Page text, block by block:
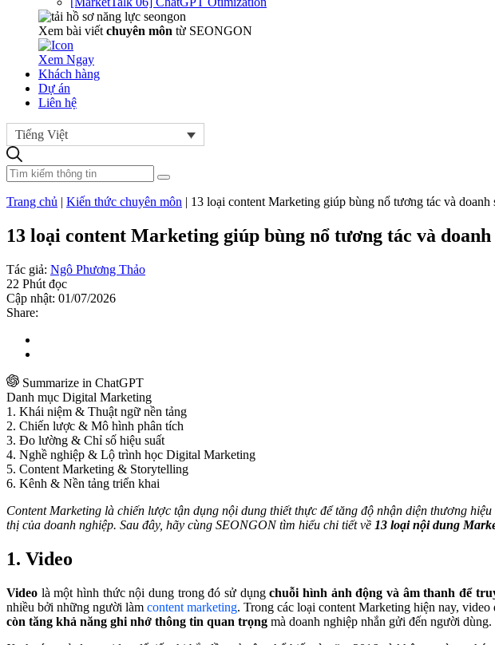
Xem bài viết chuyên môn từ SEONGON
Xem Ngay
Khách hàng
Dự án
Liên hệ
Tiếng Việt
Trang chủ | Kiến thức chuyên môn | 13 loại content Marketing giúp bùng nổ tương tác và doanh
13 loại content Marketing giúp bùng nổ tương tác và doanh
Tác giả: Ngô Phương Thảo
22 Phút đọc
Cập nhật: 01/07/2026
Share:
Summarize in ChatGPT
Danh mục Digital Marketing
1. Khái niệm & Thuật ngữ nền tảng
2. Chiến lược & Mô hình phân tích
3. Đo lường & Chỉ số hiệu suất
4. Nghề nghiệp & Lộ trình học Digital Marketing
5. Content Marketing & Storytelling
6. Kênh & Nền tảng triển khai
Content Marketing là chiến lược tận dụng nội dung thiết thực để tăng độ nhận diện thương
thị của doanh nghiệp. Sau đây, hãy cùng SEONGON tìm hiểu chi tiết về 13 loại nội dung
1. Video
Video là một hình thức nội dung trong đó sử dụngchuỗi hình ảnh động và âm thanh để
nhiều bởi những người làmcontent marketing.Trong các loại content Marketing hiện nay,
còn tăng khả năng ghi nhớ thông tin quan trọng mà doanh nghiệp nhắn gửi đến người dùng.